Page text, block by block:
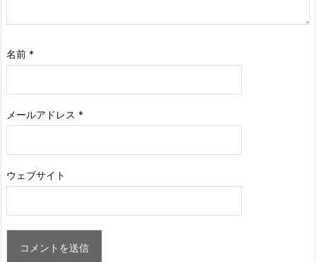
名前 *
メールアドレス *
ウェブサイト